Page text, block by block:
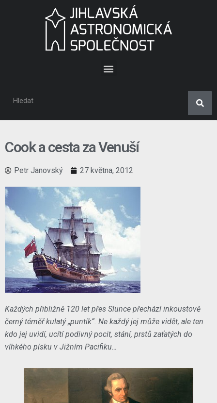
Cook a cesta za Venuší
Petr Janovský 27 května, 2012
Každých přibližně 120 let přes Slunce přechází inkoustově
černý téměř kulatý „puntík“. Ne každý jej může vidět, ale ten
kdo jej uvidí, ucítí podivný pocit, stání, prstů zaťatých do
vlhkého písku v Jižním Pacifiku…